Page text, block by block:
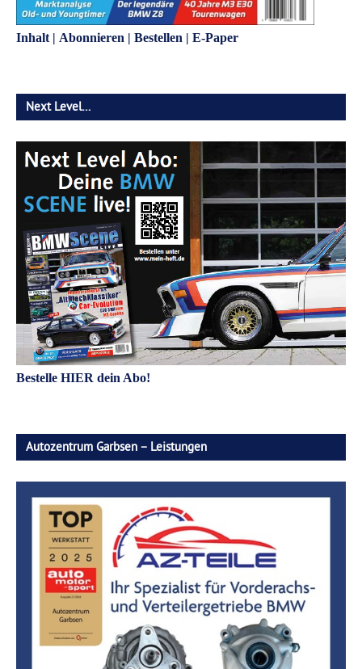
Inhalt | Abonnieren | Bestellen | E-Paper
Next Level…
Bestelle HIER dein Abo!
Autozentrum Garbsen – Leistungen